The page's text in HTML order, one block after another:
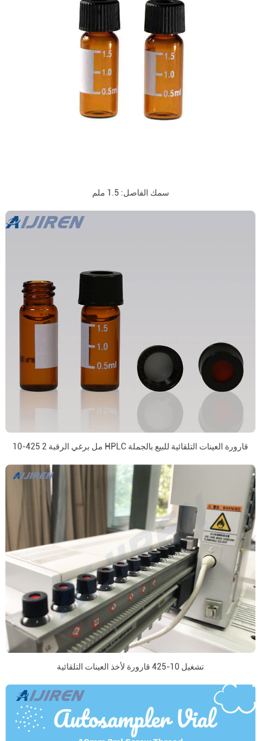
سمك الفاصل: 1.5 ملم
10-425 2 مل برغي الرقبة HPLC قارورة العينات التلقائية للبيع بالجملة
تشغيل 10-425 قارورة لأخذ العينات التلقائية